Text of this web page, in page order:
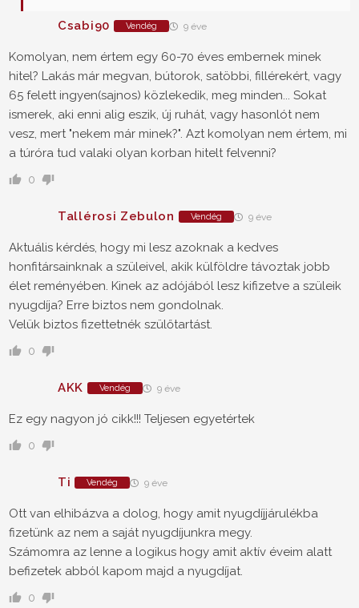
Csabi90 Vendég 9 éve
Komolyan, nem értem egy 60-70 éves embernek minek
hitel? Lakás már megvan, bútorok, satöbbi, fillérekért, vagy
65 felett ingyen(sajnos) közlekedik, meg minden... Sokat
ismerek, aki enni alig eszik, új ruhát, vagy hasonlót nem
vesz, mert "nekem már minek?". Azt komolyan nem értem, mi
a túróra tud valaki olyan korban hitelt felvenni?
0
Tallérosi Zebulon Vendég 9 éve
Aktuális kérdés, hogy mi lesz azoknak a kedves
honfitársainknak a szüleivel, akik külföldre távoztak jobb
élet reményében. Kinek az adójából lesz kifizetve a szüleik
nyugdíja? Erre biztos nem gondolnak.
Velük biztos fizettetnék szülőtartást.
0
AKK Vendég 9 éve
Ez egy nagyon jó cikk!!! Teljesen egyetértek
0
Ti Vendég 9 éve
Ott van elhibázva a dolog, hogy amit nyugdíjjárulékba
fizetünk az nem a saját nyugdíjunkra megy.
Számomra az lenne a logikus hogy amit aktív éveim alatt
befizetek abból kapom majd a nyugdíjat.
0